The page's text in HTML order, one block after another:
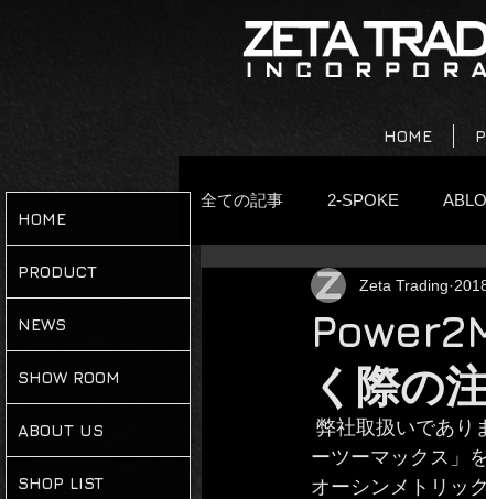
HOME
全ての記事 2-SPOKE
eecycleworks ESSAX
MOLTEN SPEED WAX
POWER2MAX ROODOL
く際の
Zeta Trading
ーツーマックス」
オーシンメトリッ
HOME
PRODUCT
NEWS
SHOW ROOM
ABOUT US
SHOP LIST